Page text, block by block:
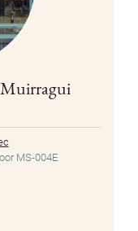
MS-004E